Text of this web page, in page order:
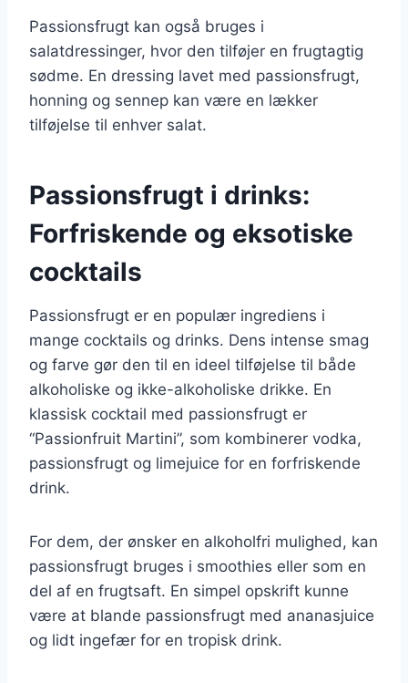
Passionsfrugt kan også bruges i
salatdressinger, hvor den tilføjer en frugtagtig
sødme. En dressing lavet med passionsfrugt,
honning og sennep kan være en lækker
tilføjelse til enhver salat.
Passionsfrugt i drinks:
Forfriskende og eksotiske
cocktails
Passionsfrugt er en populær ingrediens i
mange cocktails og drinks. Dens intense smag
og farve gør den til en ideel tilføjelse til både
alkoholiske og ikke-alkoholiske drikke. En
klassisk cocktail med passionsfrugt er
“Passionfruit Martini”, som kombinerer vodka,
passionsfrugt og limejuice for en forfriskende
drink.
For dem, der ønsker en alkoholfri mulighed, kan
passionsfrugt bruges i smoothies eller som en
del af en frugtsaft. En simpel opskrift kunne
være at blande passionsfrugt med ananasjuice
og lidt ingefær for en tropisk drink.